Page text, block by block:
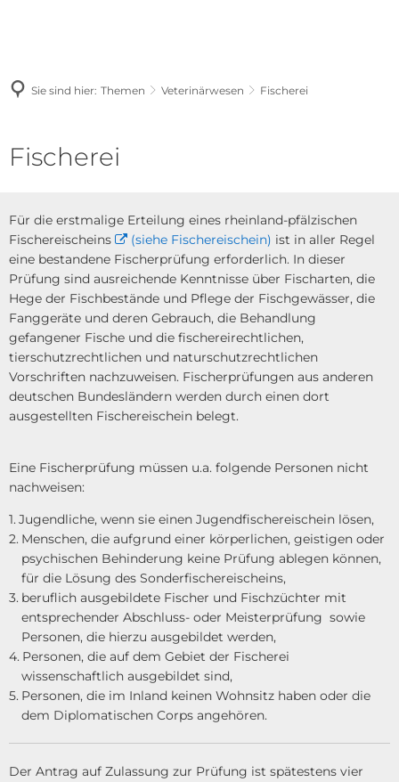
Sie sind hier: Themen Veterinärwesen Fischerei
Fischerei
Fischerei
Für die erstmalige Erteilung eines rheinland-pfälzischen
Fischereischeins
(siehe Fischereischein) ist in aller Regel
eine bestandene Fischerprüfung erforderlich. In dieser
Prüfung sind ausreichende Kenntnisse über Fischarten, die
Hege der Fischbestände und Pflege der Fischgewässer, die
Fanggeräte und deren Gebrauch, die Behandlung
gefangener Fische und die fischereirechtlichen,
tierschutzrechtlichen und naturschutzrechtlichen
Vorschriften nachzuweisen. Fischerprüfungen aus anderen
deutschen Bundesländern werden durch einen dort
ausgestellten Fischereischein belegt.
Eine Fischerprüfung müssen u.a. folgende Personen nicht
nachweisen:
Jugendliche, wenn sie einen Jugendfischereischein lösen,
Menschen, die aufgrund einer körperlichen, geistigen oder
psychischen Behinderung keine Prüfung ablegen können,
für die Lösung des Sonderfischereischeins,
beruflich ausgebildete Fischer und Fischzüchter mit
entsprechender Abschluss- oder Meisterprüfung sowie
Personen, die hierzu ausgebildet werden,
Personen, die auf dem Gebiet der Fischerei
wissenschaftlich ausgebildet sind,
Personen, die im Inland keinen Wohnsitz haben oder die
dem Diplomatischen Corps angehören.
Der Antrag auf Zulassung zur Prüfung ist spätestens vier